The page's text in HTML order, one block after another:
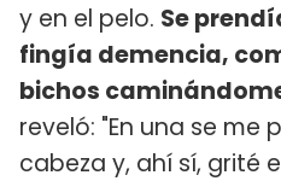
y en el pelo. Se
fingía demencia,
bichos
reveló: "En una se me
cabeza y, ahí sí, grité e